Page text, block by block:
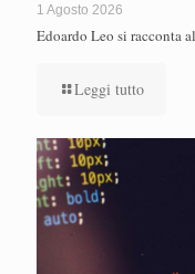
1 Agosto 2026
Edoardo Leo si racconta
Leggi tutto